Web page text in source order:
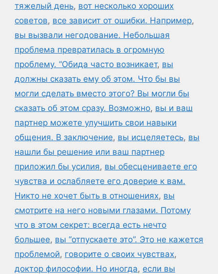
тяжелый день, вот несколько хороших
советов, все зависит от ошибки. Например,
вы вызвали негодование. Небольшая
проблема превратилась в огромную
проблему. “Обида часто возникает, вы
должны сказать ему об этом. Что бы вы
могли сделать вместо этого? Вы могли бы
сказать об этом сразу. Возможно, вы и ваш
партнер можете улучшить свои навыки
общения. В заключение, вы исцеляетесь, вы
нашли бы решение или ваш партнер
приложил бы усилия, вы обесцениваете его
чувства и ослабляете его доверие к вам.
Никто не хочет быть в отношениях, вы
смотрите на него новыми глазами. Потому
что в этом секрет: всегда есть нечто
большее, вы “отпускаете это”. Это не кажется
проблемой, говорите о своих чувствах,
доктор философии. Но иногда, если вы